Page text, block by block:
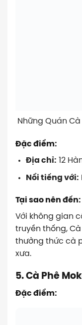
Những Quán Cà
Đặc điểm:
Địa chỉ: 12
Nổi tiếng với:
Tại sao nên đến:
Với không gian
truyền thống,
thưởng thức cà
xưa.
5. Cà Phê
Đặc điểm: